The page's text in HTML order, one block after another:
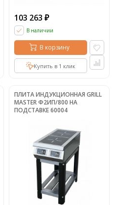
103 263 ₽
В наличии
В корзину
Купить в 1 клик
ПЛИТА ИНДУКЦИОННАЯ GRILL
MASTER Ф2ИП/800 НА
ПОДСТАВКЕ 60004